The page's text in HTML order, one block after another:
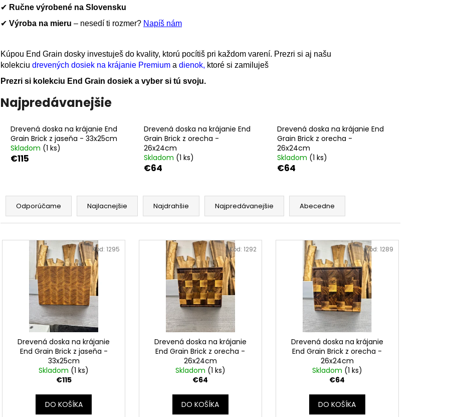
✔ Ručne výrobené na Slovensku
✔ Výroba na mieru – nesedí ti rozmer? Napíš nám
Kúpou End Grain dosky investuješ do kvality, ktorú pocítiš pri každom varení. Prezri si aj našu
kolekciu drevených dosiek na krájanie Premium a dienok, ktoré si zamiluješ
Prezri si kolekciu End Grain dosiek a vyber si tú svoju.
Najpredávanejšie
Drevená doska na krájanie End
Grain Brick z jaseňa - 33x25cm
Skladom (1 ks)
€115
Drevená doska na krájanie End
Grain Brick z orecha -
26x24cm
Skladom (1 ks)
€64
Drevená doska na krájanie End
Grain Brick z orecha -
26x24cm
Skladom (1 ks)
€64
R
d
Odporúčame Najlacnejšie Najdrahšie Najpredávanejšie Abecedne
V
Drevená doska na krájanie
End Grain Brick z jaseňa -
33x25cm
Skladom (1 ks)
€115
DO KOŠÍKA
Kód:1295
Drevená doska na krájanie
End Grain Brick z orecha -
26x24cm
Skladom (1 ks)
€64
DO KOŠÍKA
Kód: 1292
Drevená doska na krájanie
End Grain Brick z orecha -
26x24cm
Skladom (1 ks)
€64
DO KOŠÍKA
Kód: 1289
€177